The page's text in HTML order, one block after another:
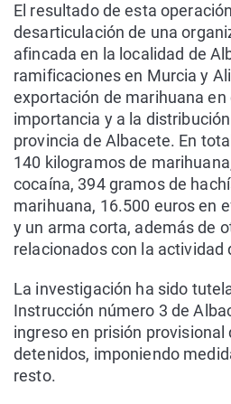
El resultado de esta
desarticulación de una
afincada en la localidad de
ramificaciones en Murcia y
exportación de marihuana
importancia y a la
provincia de Albacete. En
140 kilogramos de
cocaína, 394 gramos de
marihuana, 16.500 euros en
y un arma corta, además de
relacionados con la actividad
La investigación ha sido
Instrucción número 3 de
ingreso en prisión provisional
detenidos, imponiendo
resto.